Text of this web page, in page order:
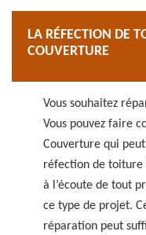
LA RÉFECTION DE
COUVERTURE
Vous souhaitez
Vous pouvez faire
Couverture qui
réfection de toiture
à l’écoute de tout
ce type de projet.
réparation peut